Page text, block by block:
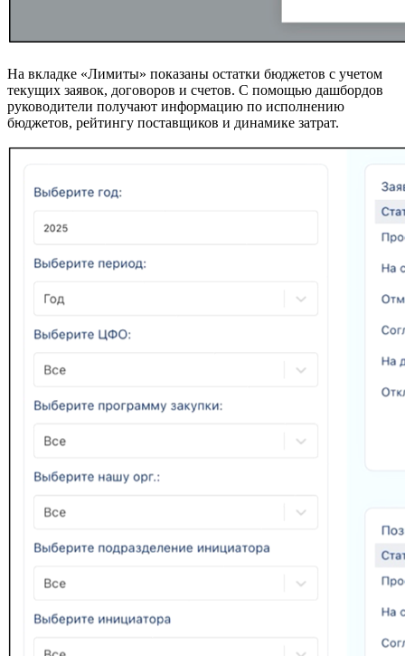
На вкладке «Лимиты» показаны остатки бюджетов с учетом
текущих заявок, договоров и счетов. С помощью дашбордов
руководители получают информацию по исполнению
бюджетов, рейтингу поставщиков и динамике затрат.